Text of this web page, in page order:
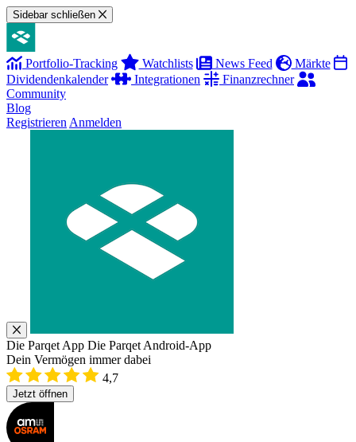
Sidebar schließen
Portfolio-Tracking Watchlists News Feed
Märkte
Dividendenkalender
Integrationen
Finanzrechner
Community
Blog
Registrieren Anmelden
Die Parqet App Die Parqet Android-App
Dein Vermögen immer dabei
4,7
Jetzt öffnen